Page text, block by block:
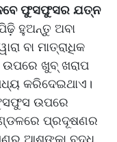
ଫୁସଫୁସର ଯତ୍ନ
ହୁଅନ୍ତୁ ଅବା
ବା ମାତ୍ରାଧିକ
ଉପରେ ଖୁବ୍ ଖରାପ
କରିଦେଇଥାଏ।
ଉପରେ
ପ୍ରଦୂଷଣର
ଆଶଙ୍କା ବୃଦ୍ଧି